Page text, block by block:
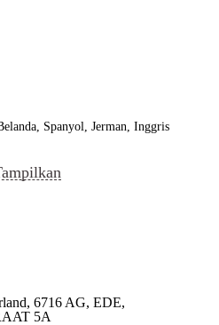
Spanyol, Jerman, Inggris
6716 AG, EDE,
5A